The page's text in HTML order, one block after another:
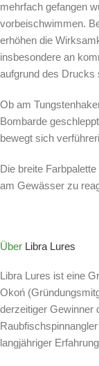
mehrfach gefangen
vorbeischwimmen.
erhöhen die
insbesondere an
aufgrund des Drucks
Ob am
Bombarde
bewegt sich
Die breite
am Gewässer zu
Über Libra Lures
Libra Lures ist eine
Okoń
derzeitiger Gewinner
langjähriger